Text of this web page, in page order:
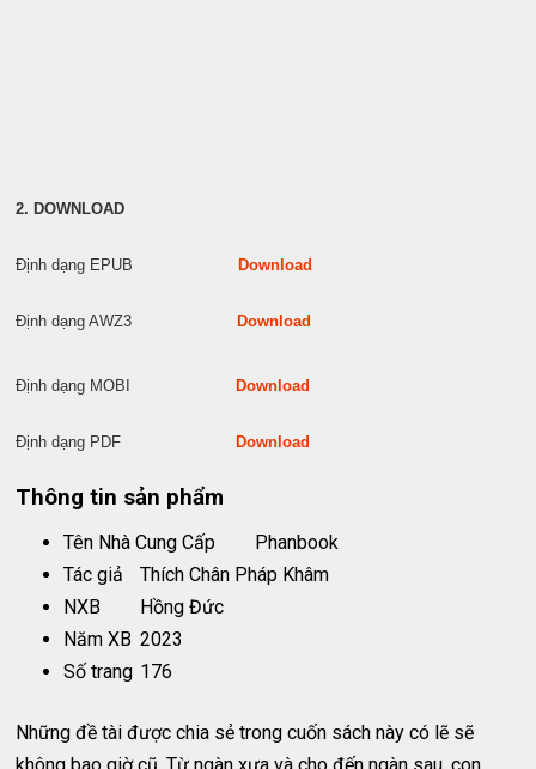
2. DOWNLOAD
Định dạng EPUB Download
Định dạng AWZ3 Download
Định dạng MOBI Download
Định dạng PDF Download
Thông tin sản phẩm
Tên Nhà Cung Cấp
Phanbook
Tác giả
Thích Chân Pháp Khâm
NXB
Hồng Đức
Năm XB 2023
Số trang 176
Những đề tài được chia sẻ trong cuốn sách này có lẽ sẽ
không bao giờ cũ. Từ ngàn xưa và cho đến ngàn sau, con